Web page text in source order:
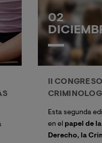
población.
02
II
Esta segunda
en el papel de
Derecho, la